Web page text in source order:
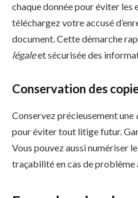
chaque donnée pour éviter les
téléchargez votre accusé
document. Cette démarche
légaleet sécurisée des
Conservation des
Conservez précieusement une
pour éviter tout litige futur.
Vous pouvez aussi numériser
traçabilité en cas de problème